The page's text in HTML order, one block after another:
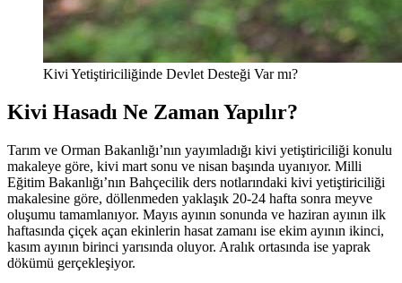
Kivi Yetiştiriciliğinde Devlet Desteği Var mı?
Kivi Hasadı Ne Zaman Yapılır?
Tarım ve Orman Bakanlığı’nın yayımladığı kivi yetiştiriciliği konulu
makaleye göre, kivi mart sonu ve nisan başında uyanıyor. Milli
Eğitim Bakanlığı’nın Bahçecilik ders notlarındaki kivi yetiştiriciliği
makalesine göre, döllenmeden yaklaşık 20-24 hafta sonra meyve
oluşumu tamamlanıyor. Mayıs ayının sonunda ve haziran ayının ilk
haftasında çiçek açan ekinlerin hasat zamanı ise ekim ayının ikinci,
kasım ayının birinci yarısında oluyor. Aralık ortasında ise yaprak
dökümü gerçekleşiyor.